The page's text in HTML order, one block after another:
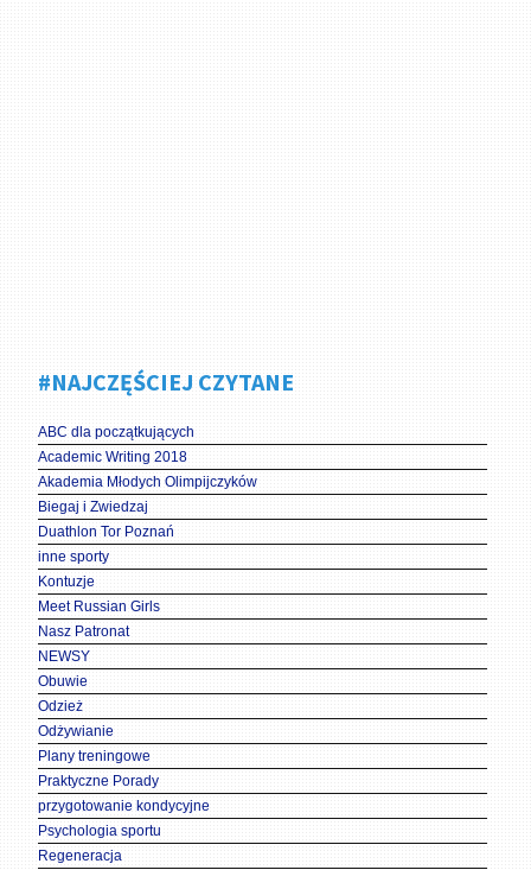
#NAJCZĘŚCIEJ CZYTANE
ABC dla początkujących
Academic Writing 2018
Akademia Młodych Olimpijczyków
Biegaj i Zwiedzaj
Duathlon Tor Poznań
inne sporty
Kontuzje
Meet Russian Girls
Nasz Patronat
NEWSY
Obuwie
Odzież
Odżywianie
Plany treningowe
Praktyczne Porady
przygotowanie kondycyjne
Psychologia sportu
Regeneracja